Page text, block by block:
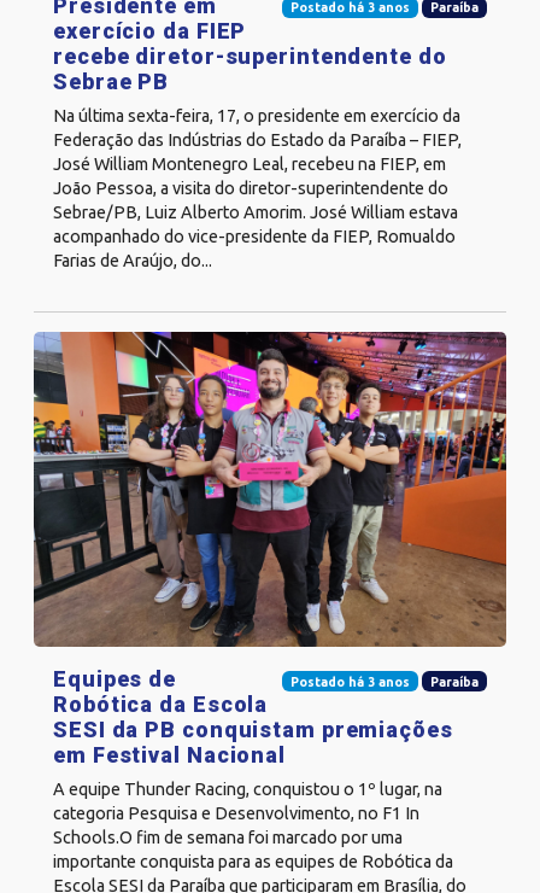
Postado há 3 anos Paraíba
exercício da FIEP
recebe diretor-superintendente do
Sebrae PB
Na última sexta-feira, 17, o presidente em exercício da
Federação das Indústrias do Estado da Paraíba – FIEP,
José William Montenegro Leal, recebeu na FIEP, em
João Pessoa, a visita do diretor-superintendente do
Sebrae/PB, Luiz Alberto Amorim. José William estava
acompanhado do vice-presidente da FIEP, Romualdo
Farias de Araújo, do...
Postado há 3 anos Paraíba
Equipes de
Robótica da Escola
SESI da PB conquistam premiações
em Festival Nacional
A equipe Thunder Racing, conquistou o 1º lugar, na
categoria Pesquisa e Desenvolvimento, no F1 In
Schools.O fim de semana foi marcado por uma
importante conquista para as equipes de Robótica da
Escola SESI da Paraíba que participaram em Brasília, do